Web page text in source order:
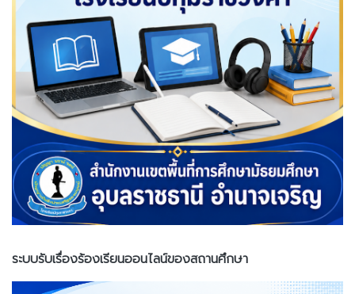
ระบบรับเรื่องร้องเรียนออนไลน์ของสถานศึกษา